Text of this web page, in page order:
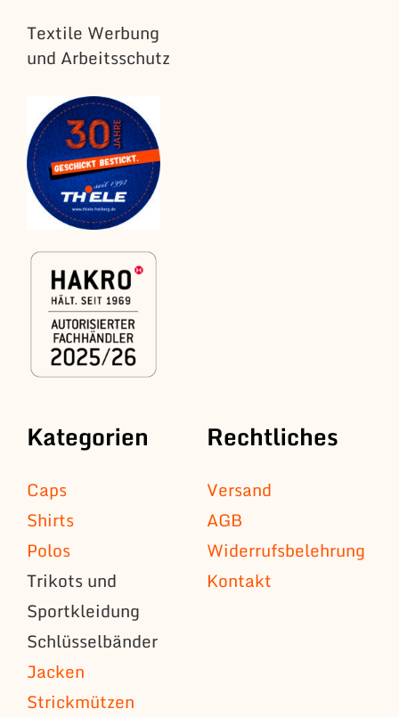
Textile Werbung
und Arbeitsschutz
Kategorien
Caps
Shirts
Polos
Trikots und
Sportkleidung
Schlüsselbänder
Jacken
Strickmützen
Rechtliches
Versand
AGB
Widerrufsbelehrung
Kontakt